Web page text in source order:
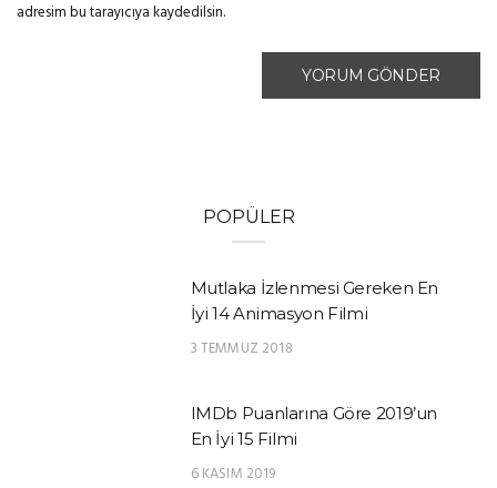
adresim bu tarayıcıya kaydedilsin.
POPÜLER
Mutlaka İzlenmesi Gereken En
İyi 14 Animasyon Filmi
3 TEMMUZ 2018
IMDb Puanlarına Göre 2019’un
En İyi 15 Filmi
6 KASIM 2019